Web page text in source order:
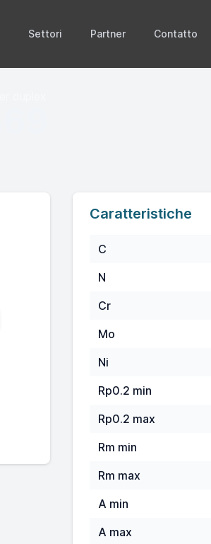
Settori Partner Contatto
Caratteristiche
C
N
Cr
Mo
Ni
Rp0.2 min
Rp0.2 max
Rm min
Rm max
A min
A max